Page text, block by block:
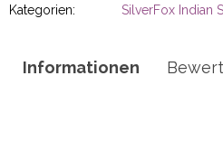
Kategorien:
SilverFox Indian
Informationen